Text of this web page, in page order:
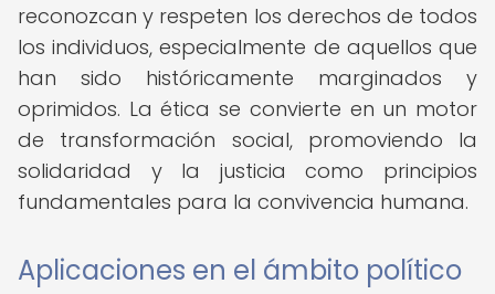
reconozcan y respeten los derechos de todos
los individuos, especialmente de aquellos que
han sido históricamente marginados y
oprimidos. La ética se convierte en un motor
de transformación social, promoviendo la
solidaridad y la justicia como principios
fundamentales para la convivencia humana.
Aplicaciones en el ámbito político